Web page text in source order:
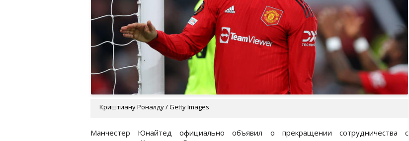
Криштиану Роналду / Getty Images
Манчестер Юнайтед официально объявил о прекращении сотрудничества с